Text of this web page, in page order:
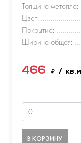
Толщина металла:
Цвет:
Покрытие:
Ширина общая:
466 ₽ / кв.м
В КОРЗИНУ